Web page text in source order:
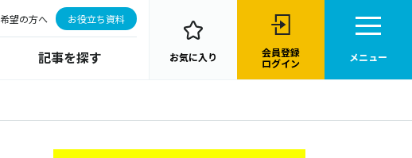
望の方へ お役立ち資料
記事を探す お気に入り
会員登録
ログイン
メニュー